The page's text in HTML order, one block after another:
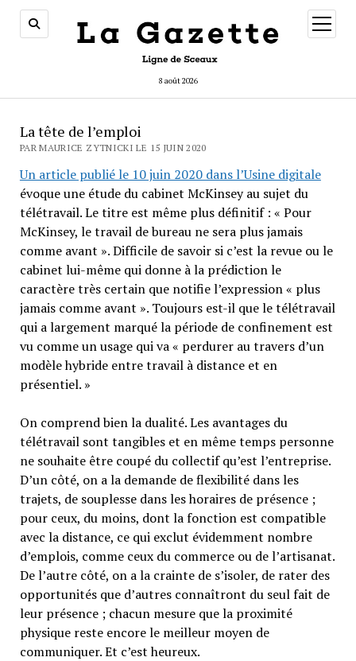
8 août 2026
ouvrir
menu
La tête de l’emploi
PAR MAURICE ZYTNICKI LE 15 JUIN 2020
Un article publié le 10 juin 2020 dans l’Usine digitale
évoque une étude du cabinet McKinsey au sujet du
télétravail. Le titre est même plus définitif : « Pour
McKinsey, le travail de bureau ne sera plus jamais
comme avant ». Difficile de savoir si c’est la revue ou le
cabinet lui-même qui donne à la prédiction le
caractère très certain que notifie l’expression « plus
jamais comme avant ». Toujours est-il que le télétravail
qui a largement marqué la période de confinement est
vu comme un usage qui va « perdurer au travers d’un
modèle hybride entre travail à distance et en
présentiel. »
On comprend bien la dualité. Les avantages du
télétravail sont tangibles et en même temps personne
ne souhaite être coupé du collectif qu’est l’entreprise.
D’un côté, on a la demande de flexibilité dans les
trajets, de souplesse dans les horaires de présence ;
pour ceux, du moins, dont la fonction est compatible
avec la distance, ce qui exclut évidemment nombre
d’emplois, comme ceux du commerce ou de l’artisanat.
De l’autre côté, on a la crainte de s’isoler, de rater des
opportunités que d’autres connaîtront du seul fait de
leur présence ; chacun mesure que la proximité
physique reste encore le meilleur moyen de
communiquer. Et c’est heureux.